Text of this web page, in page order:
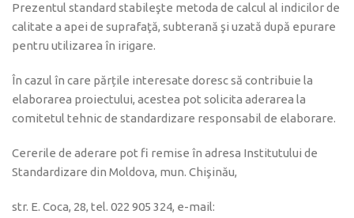
Prezentul standard stabileşte metoda de calcul al indicilor de
calitate a apei de suprafaţă, subterană şi uzată după epurare
pentru utilizarea în irigare.
În cazul în care părțile interesate doresc să contribuie la
elaborarea proiectului, acestea pot solicita aderarea la
comitetul tehnic de standardizare responsabil de elaborare.
Cererile de aderare pot fi remise în adresa Institutului de
Standardizare din Moldova, mun. Chişinău,
str. E. Coca, 28, tel. 022 905 324, e-mail: